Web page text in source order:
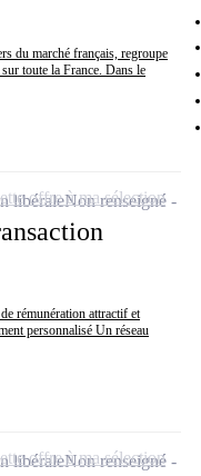
du marché français, regroupe
toute la France. Dans le
rémunération attractif et
personnalisé Un réseau
libéraleNon renseigné
offre à ma sélection
libéraleNon renseigné
offre à ma sélection